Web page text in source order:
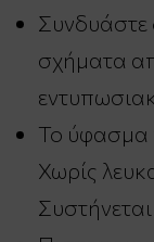
Συνδυάστε
σχήματα
Το ύφασμα
Χωρίς